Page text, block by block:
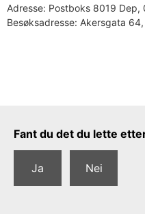
Adresse: Postboks 8019 Dep,
Besøksadresse: Akersgata
Tilbakemeldingsskjema
Fant du det du lette
Ja Nei